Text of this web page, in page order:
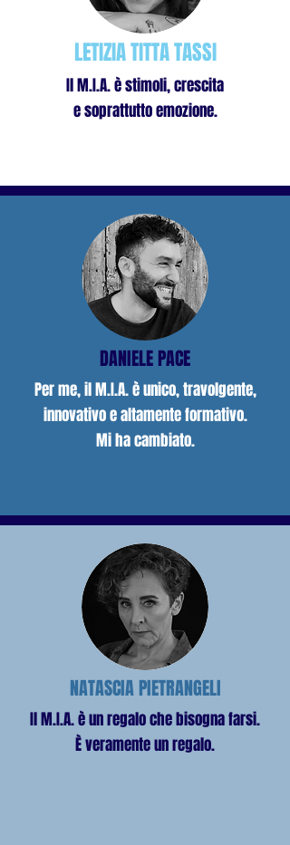
LETIZIA TITTA TASSI
Il M.I.A. è stimoli, crescita
e soprattutto emozione.
DANIELE PACE
Per me, il M.I.A. è unico, travolgente,
innovativo e altamente formativo.
Mi ha cambiato.
NATASCIA PIETRANGELI
Il M.I.A. è un regalo che bisogna farsi.
È veramente un regalo.